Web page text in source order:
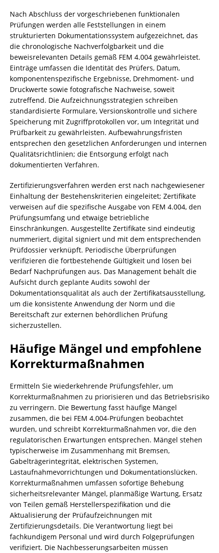
Nach Abschluss der vorgeschriebenen funktionalen
Prüfungen werden alle Feststellungen in einem
strukturierten Dokumentationssystem aufgezeichnet, das
die chronologische Nachverfolgbarkeit und die
beweisrelevanten Details gemäß FEM 4.004 gewährleistet.
Einträge umfassen die Identität des Prüfers, Datum,
komponentenspezifische Ergebnisse, Drehmoment- und
Druckwerte sowie fotografische Nachweise, soweit
zutreffend. Die Aufzeichnungsstrategien schreiben
standardisierte Formulare, Versionskontrolle und sichere
Speicherung mit Zugriffprotokollen vor, um Integrität und
Prüfbarkeit zu gewährleisten. Aufbewahrungsfristen
entsprechen den gesetzlichen Anforderungen und internen
Qualitätsrichtlinien; die Entsorgung erfolgt nach
dokumentierten Verfahren.
Zertifizierungsverfahren werden erst nach nachgewiesener
Einhaltung der Bestehenskriterien eingeleitet; Zertifikate
verweisen auf die spezifische Ausgabe von FEM 4.004, den
Prüfungsumfang und etwaige betriebliche
Einschränkungen. Ausgestellte Zertifikate sind eindeutig
nummeriert, digital signiert und mit dem entsprechenden
Prüfdossier verknüpft. Periodische Überprüfungen
verifizieren die fortbestehende Gültigkeit und lösen bei
Bedarf Nachprüfungen aus. Das Management behält die
Aufsicht durch geplante Audits sowohl der
Dokumentationsqualität als auch der Zertifikatsausstellung,
um die konsistente Anwendung der Norm und die
Bereitschaft zur externen behördlichen Prüfung
sicherzustellen.
Häufige Mängel und empfohlene
Korrekturmaßnahmen
Ermitteln Sie wiederkehrende Prüfungsfehler, um
Korrekturmaßnahmen zu priorisieren und das Betriebsrisiko
zu verringern. Die Bewertung fasst häufige Mängel
zusammen, die bei FEM 4.004-Prüfungen beobachtet
wurden, und schreibt Korrekturmaßnahmen vor, die den
regulatorischen Erwartungen entsprechen. Mängel stehen
typischerweise im Zusammenhang mit Bremsen,
Gabelträgerintegrität, elektrischen Systemen,
Lastaufnahmevorrichtungen und Dokumentationslücken.
Korrekturmaßnahmen umfassen sofortige Behebung
sicherheitsrelevanter Mängel, planmäßige Wartung, Ersatz
von Teilen gemäß Herstellerspezifikation und die
Aktualisierung der Prüfaufzeichnungen mit
Zertifizierungsdetails. Die Verantwortung liegt bei
fachkundigem Personal und wird durch Folgeprüfungen
verifiziert. Die Nachbesserungsarbeiten müssen